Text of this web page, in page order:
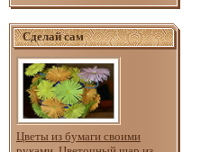
Сделай сам
Цветы из бумаги своими